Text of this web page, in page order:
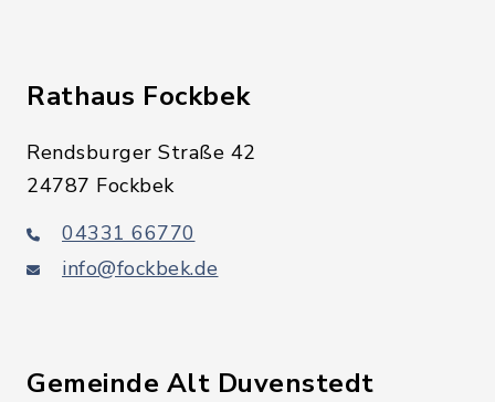
Rathaus Fockbek
Rendsburger Straße 42
24787 Fockbek
04331 66770
info@fockbek.de
Gemeinde Alt Duvenstedt